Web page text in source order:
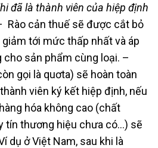
đã là thành viên của hiệp định
Rào cản thuế sẽ được cắt bỏ
tới mức thấp nhất và áp
sản phẩm cùng loại. –
gọi là quơta) sẽ hoàn toàn
viên ký kết hiệp định, nếu
hóa không cao (chất
tín thương hiệu chưa có…) sẽ
dụ ở Việt Nam, sau khi là